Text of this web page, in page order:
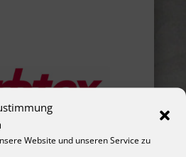
Website und unseren Service zu